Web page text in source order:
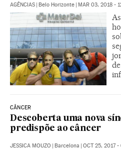
AGÊNCIAS Belo Horizonte MAR 03, 2018 -
CÂNCER
Descoberta uma nova
predispõe ao câncer
JESSICA MOUZO Barcelona OCT 25, 2017